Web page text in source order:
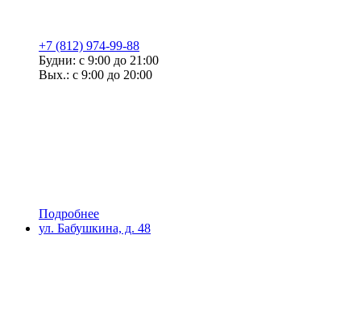
+7 (812) 974-99-88
Будни: с 9:00 до 21:00
Вых.: с 9:00 до 20:00
Подробнее
ул. Бабушкина, д. 48